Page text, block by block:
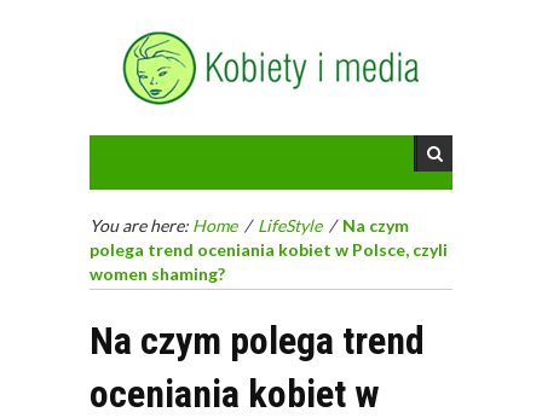
You are here: Home / LifeStyle / Na czym
polega trend oceniania kobiet w Polsce, czyli
women shaming?
Na czym polega trend
oceniania kobiet w